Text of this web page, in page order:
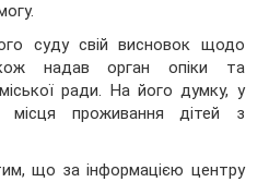
суду свій висновок щодо
надав орган опіки та
ради. На його думку, у
місця проживання дітей з
що за інформацією центру